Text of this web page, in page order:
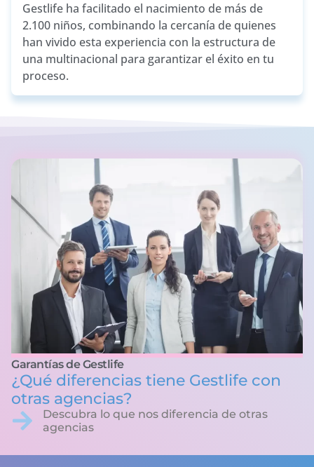
Gestlife ha facilitado el nacimiento de más de
2.100 niños, combinando la cercanía de quienes
han vivido esta experiencia con la estructura de
una multinacional para garantizar el éxito en tu
proceso.
Garantías de Gestlife
¿Qué diferencias tiene Gestlife con
otras agencias?
Descubra lo que nos diferencia de otras
agencias